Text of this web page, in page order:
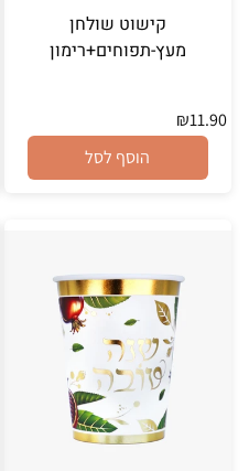
קישוט שולחן
מעץ-תפוחים+רימון
₪11.90
הוסף לסל